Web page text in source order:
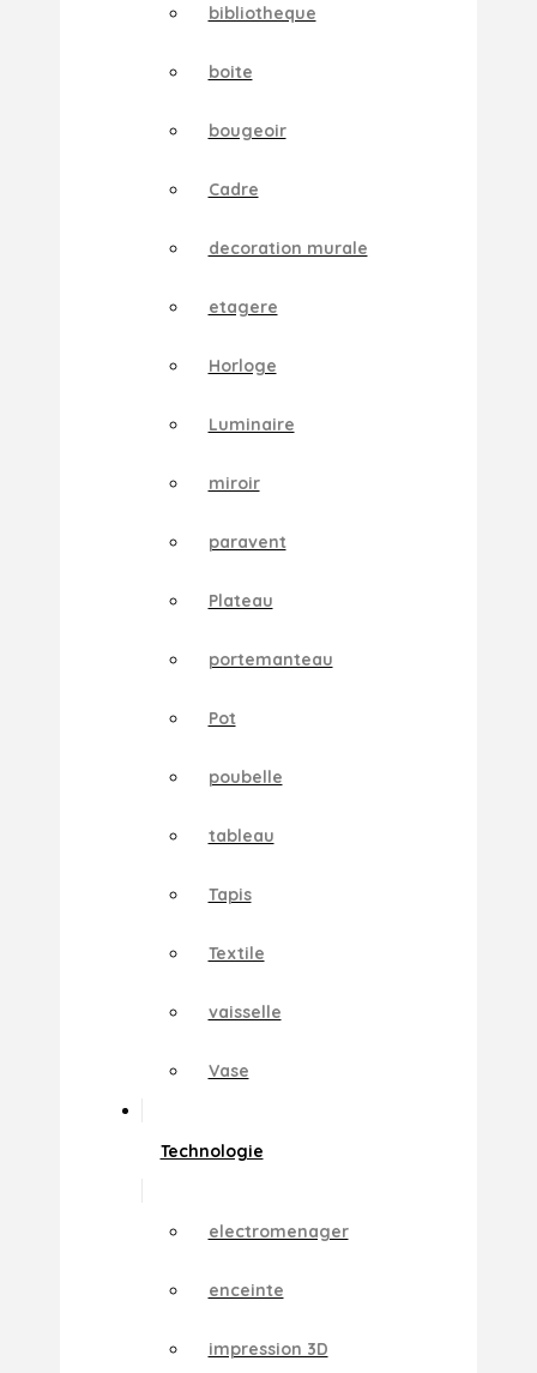
bibliotheque
boite
bougeoir
Cadre
decoration murale
etagere
Horloge
Luminaire
miroir
paravent
Plateau
portemanteau
Pot
poubelle
tableau
Tapis
Textile
vaisselle
Vase
Technologie
electromenager
enceinte
impression 3D